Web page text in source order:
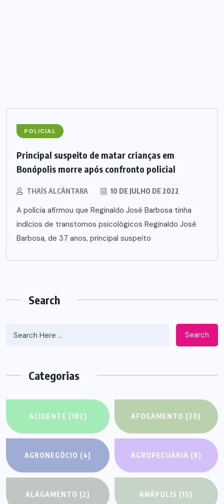
POLICIAL
Principal suspeito de matar crianças em
Bonópolis morre após confronto policial
THAÍS ALCÂNTARA 10 DE JULHO DE 2022
A polícia afirmou que Reginaldo José Barbosa tinha
indícios de transtornos psicológicos Reginaldo José
Barbosa, de 37 anos, principal suspeito
Search
Search
Categorias
ACIDENTE (182) AFOGAMENTO (20)
AGRONEGÓCIO (4) AGROPECUÁRIA (8)
ALAGAMENTO (2) ANÁPOLIS (15)